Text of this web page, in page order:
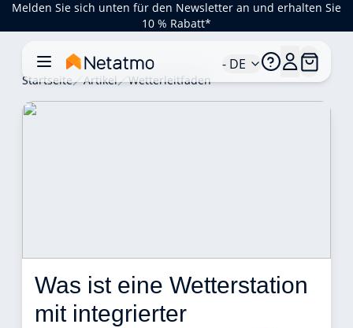
Melden Sie sich unten für den Newsletter an und erhalten Sie
10 % Rabatt*
- DE
Startseite Artikel Wetterleitfaden
Was ist eine Wetterstation
mit integrierter